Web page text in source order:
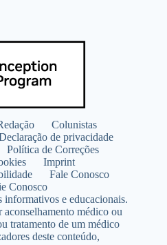
Colunistas
de privacidade
Política de Correções
Imprint
Fale Conosco
Conosco
informativos e educacionais.
médico ou
tratamento de um médico
deste conteúdo,